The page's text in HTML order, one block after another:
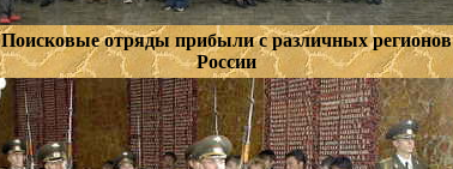
Поисковые отряды прибыли с различных регионов
России